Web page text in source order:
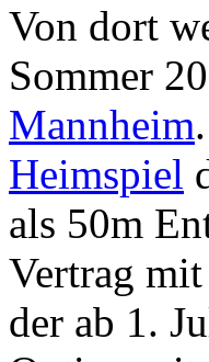
Von dort
Sommer
Mannheim
Heimspiel
als 50m
Vertrag
der ab 1.